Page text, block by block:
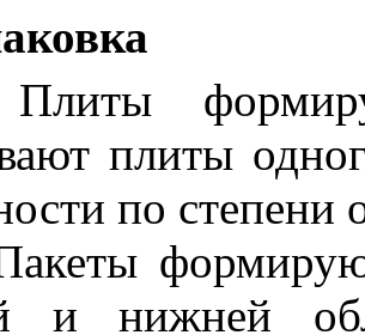
плиты
по степени
и нижней